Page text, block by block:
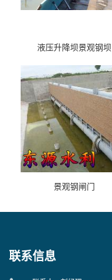
液压升降坝景观钢坝
景观钢闸门
联系信息